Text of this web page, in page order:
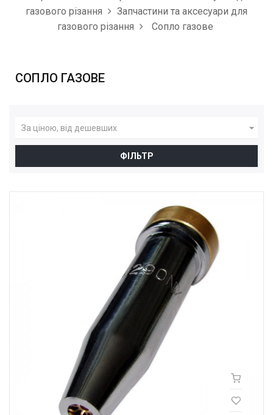
газового різання
Запчастини та аксесуари для
газового різання
Сопло газове
СОПЛО ГАЗОВЕ
За ціною, від дешевших 
ФІЛЬТР